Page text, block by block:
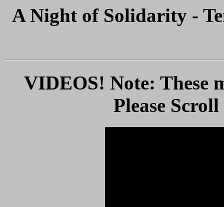
A Night of Solidarity -
VIDEOS! Note: These
Please